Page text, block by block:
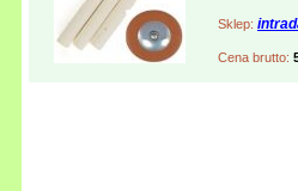
Sklep:
Cena brutto: